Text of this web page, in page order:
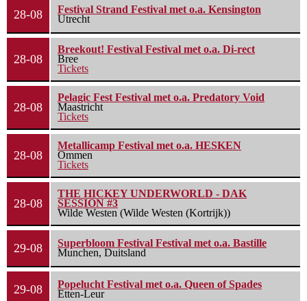
28-08
Festival Strand Festival met o.a. Kensington
Utrecht
28-08
Breekout! Festival Festival met o.a. Di-rect
Bree
Tickets
28-08
Pelagic Fest Festival met o.a. Predatory Void
Maastricht
Tickets
28-08
Metallicamp Festival met o.a. HESKEN
Ommen
Tickets
28-08
THE HICKEY UNDERWORLD - DAK
SESSION #3
Wilde Westen (Wilde Westen (Kortrijk))
29-08
Superbloom Festival Festival met o.a. Bastille
Munchen, Duitsland
29-08
Popelucht Festival met o.a. Queen of Spades
Etten-Leur